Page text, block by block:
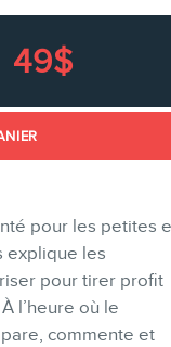
de
IA (GEO)
49$
pour les petites
explique les
pour tirer profit
l’heure où le
commente et